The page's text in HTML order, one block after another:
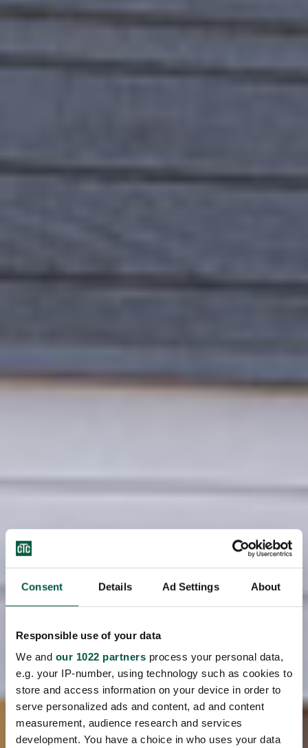
Consent Details Ad Settings About
Responsible use of your data
We and our 1022 partners process your personal data,
e.g. your IP-number, using technology such as cookies to
store and access information on your device in order to
serve personalized ads and content, ad and content
measurement, audience research and services
development. You have a choice in who uses your data